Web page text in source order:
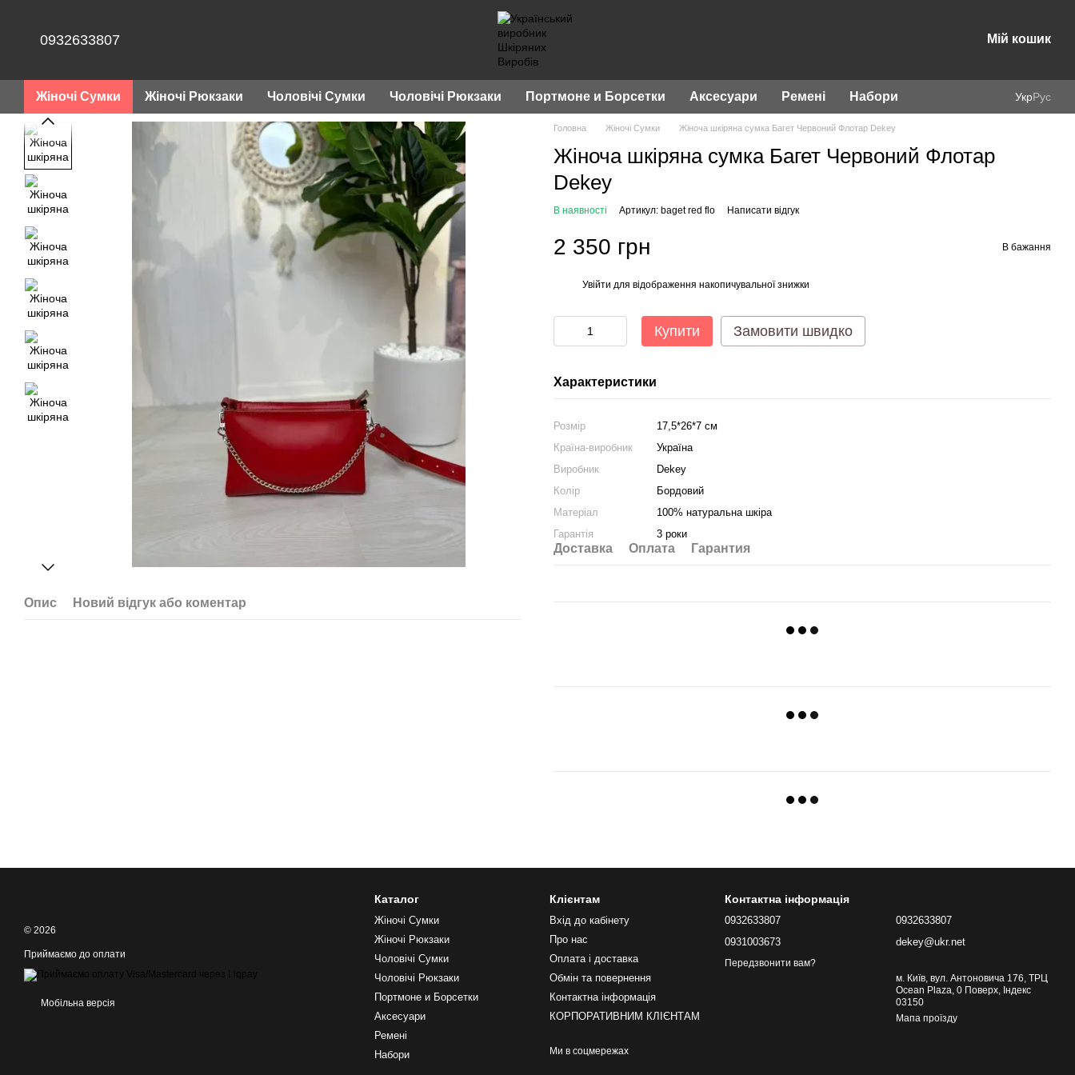
0932633807 Мій кошик
Жіночі Сумки Жіночі Рюкзаки Чоловічі Сумки Чоловічі Рюкзаки Портмоне и Борсетки Аксесуари Ремені Набори УкрРус
Опис Новий відгук або коментар
Головна Жіночі Сумки Жіноча шкіряна сумка Багет Червоний Флотар Dekey
Жіноча шкіряна сумка Багет Червоний Флотар
Dekey
В наявності Артикул: baget red flo Написати відгук
2 350 грн В бажання
Увійти для відображення накопичувальної знижки
Купити Замовити швидко
Характеристики
Розмір
17,5*26*7 см
Країна-виробник
Україна
Виробник
Dekey
Колір
Бордовий
Матеріал
100% натуральна шкіра
Гарантія
3 роки
Доставка Оплата Гарантия
© 2026
Приймаємо до оплати
Мобільна версія
Каталог
Жіночі Сумки
Жіночі Рюкзаки
Чоловічі Сумки
Чоловічі Рюкзаки
Портмоне и Борсетки
Аксесуари
Ремені
Набори
Клієнтам
Вхід до кабінету
Про нас
Оплата і доставка
Обмін та повернення
Контактна інформація
КОРПОРАТИВНИМ КЛІЄНТАМ
Ми в соцмережах
Контактна інформація
0932633807
0931003673
Передзвонити вам?
0932633807
dekey@ukr.net
м. Київ, вул. Антоновича 176, ТРЦ
Ocean Plaza, 0 Поверх, Індекс
03150
Мапа проїзду